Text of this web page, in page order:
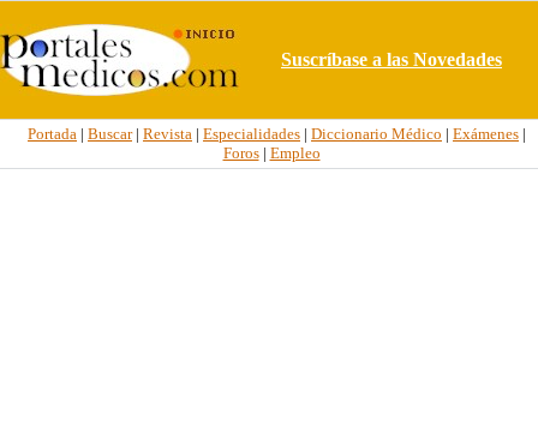
Suscríbase a las Novedades
Portada | Buscar| Revista | Especialidades | Diccionario Médico | Exámenes |
Foros| Empleo